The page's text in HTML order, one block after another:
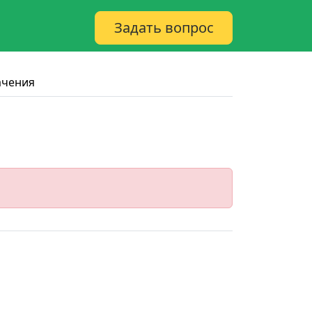
Задать вопрос